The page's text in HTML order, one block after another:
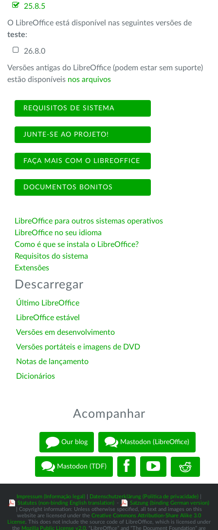
25.8.5
O LibreOffice está disponível nas seguintes versões de
teste:
26.8.0
Versões antigas do LibreOffice (podem estar sem suporte)
estão disponíveis nos arquivos
REQUISITOS DE SISTEMA
JUNTE-SE AO PROJETO!
FAÇA MAIS COM O LIBREOFFICE
DOCUMENTOS BONITOS
LibreOffice para outros sistemas operativos
LibreOffice no seu idioma
Como é que se instala o LibreOffice?
Requisitos do sistema
Extensões
Descarregar
Último LibreOffice
LibreOffice estável
Versões em desenvolvimento
Versões portáteis e imagens de DVD
Notas de lançamento
Dicionários
Acompanhar
Our blog Mastodon (LibreOffice)
Mastodon (TDF)
Impressum (Informação legal) Datenschutzerklärung (Política de privacidade)
Statutes (non-binding English translation) -
Satzung (binding German version)
| Copyright information: Unless otherwise specified, all text and images on this
website are licensed under the Creative Commons Attribution-Share Alike 3.0
License . This does not include the source code of LibreOffice, which is licensed under
the Mozilla Public License v2.0 . “LibreOffice” and “The Document Foundation” are